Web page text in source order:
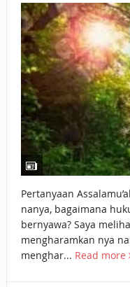
BAGAIMANA CARA
UANG HARAM BISA
KEPEMILIKANNYA
ISTIDLAL BATIL VS
BAHASA CINTA
HUKUM MEMBAYAR
Pertanyaan
nanya, bagaimana
bernyawa? Saya
mengharamkan nya
menghar... Read more